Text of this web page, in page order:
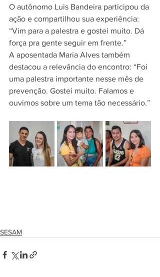
O autônomo Luis Bandeira participou da
ação e compartilhou sua experiência:
“Vim para a palestra e gostei muito. Dá
força pra gente seguir em frente.”
A aposentada Maria Alves também
destacou a relevância do encontro: “Foi
uma palestra importante nesse mês de
prevenção. Gostei muito. Falamos e
ouvimos sobre um tema tão necessário.”
SESAM